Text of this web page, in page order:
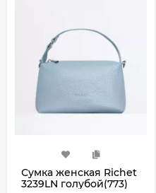
Сумка женская Richet
3239LN голубой(773)